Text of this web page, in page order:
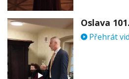
Přehrát